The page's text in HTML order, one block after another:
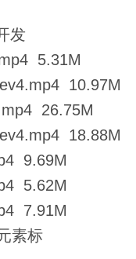
发
5.31M
10.97M
26.75M
18.88M
9.69M
5.62M
7.91M
素标